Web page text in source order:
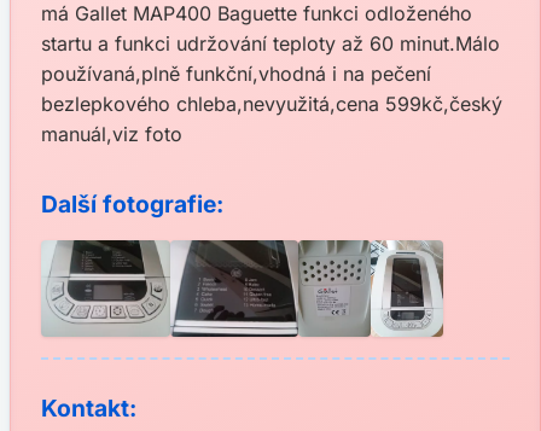
má Gallet MAP400 Baguette funkci odloženého
startu a funkci udržování teploty až 60 minut.Málo
používaná,plně funkční,vhodná i na pečení
bezlepkového chleba,nevyužitá,cena 599kč,český
manuál,viz foto
Další fotografie:
Kontakt: